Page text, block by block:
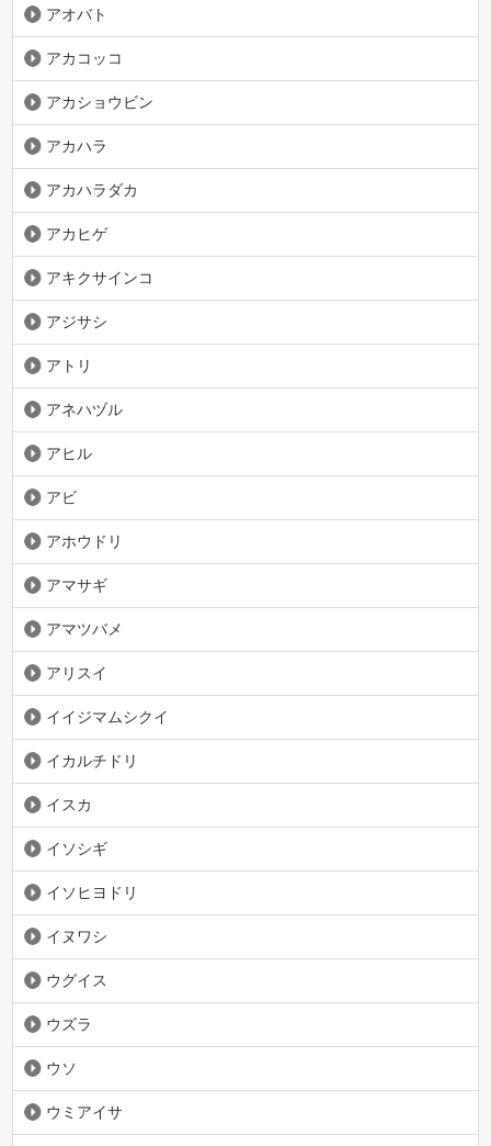
アオバト
アカコッコ
アカショウビン
アカハラ
アカハラダカ
アカヒゲ
アキクサインコ
アジサシ
アトリ
アネハヅル
アヒル
アビ
アホウドリ
アマサギ
アマツバメ
アリスイ
イイジマムシクイ
イカルチドリ
イスカ
イソシギ
イソヒヨドリ
イヌワシ
ウグイス
ウズラ
ウソ
ウミアイサ